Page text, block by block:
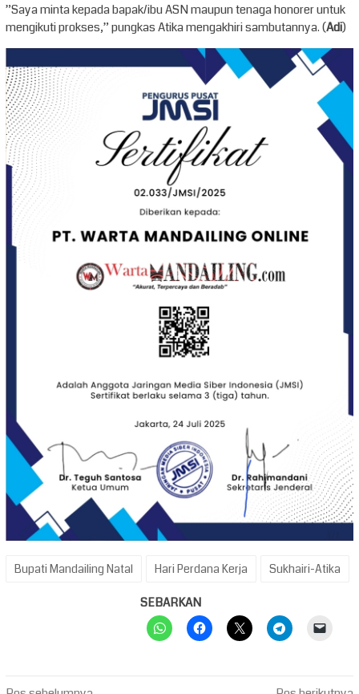
”Saya minta kepada bapak/ibu ASN maupun tenaga honorer untuk
mengikuti prokses,” pungkas Atika mengakhiri sambutannya. (Adi)
Bupati Mandailing Natal Hari Perdana Kerja Sukhairi-Atika
SEBARKAN